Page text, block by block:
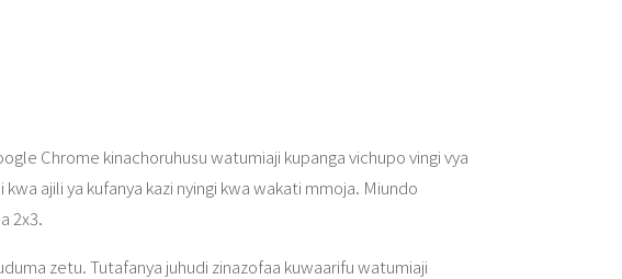
Chrome kinachoruhusu watumiaji kupanga vichupo vingi vya
ajili ya kufanya kazi nyingi kwa wakati mmoja. Miundo
2x3.
zetu. Tutafanya juhudi zinazofaa kuwaarifu watumiaji